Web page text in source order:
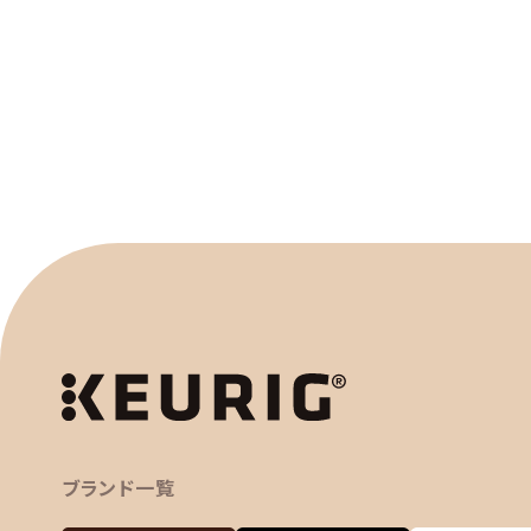
ブランド一覧